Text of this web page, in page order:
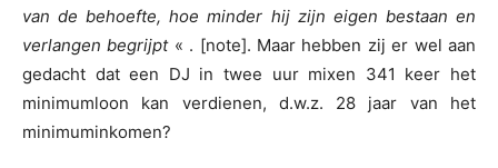
van de behoefte, hoe minder hij zijn eigen bestaan en
verlangen begrijpt « . [note]. Maar hebben zij er wel aan
gedacht dat een DJ in twee uur mixen 341 keer het
minimumloon kan verdienen, d.w.z. 28 jaar van het
minimuminkomen?